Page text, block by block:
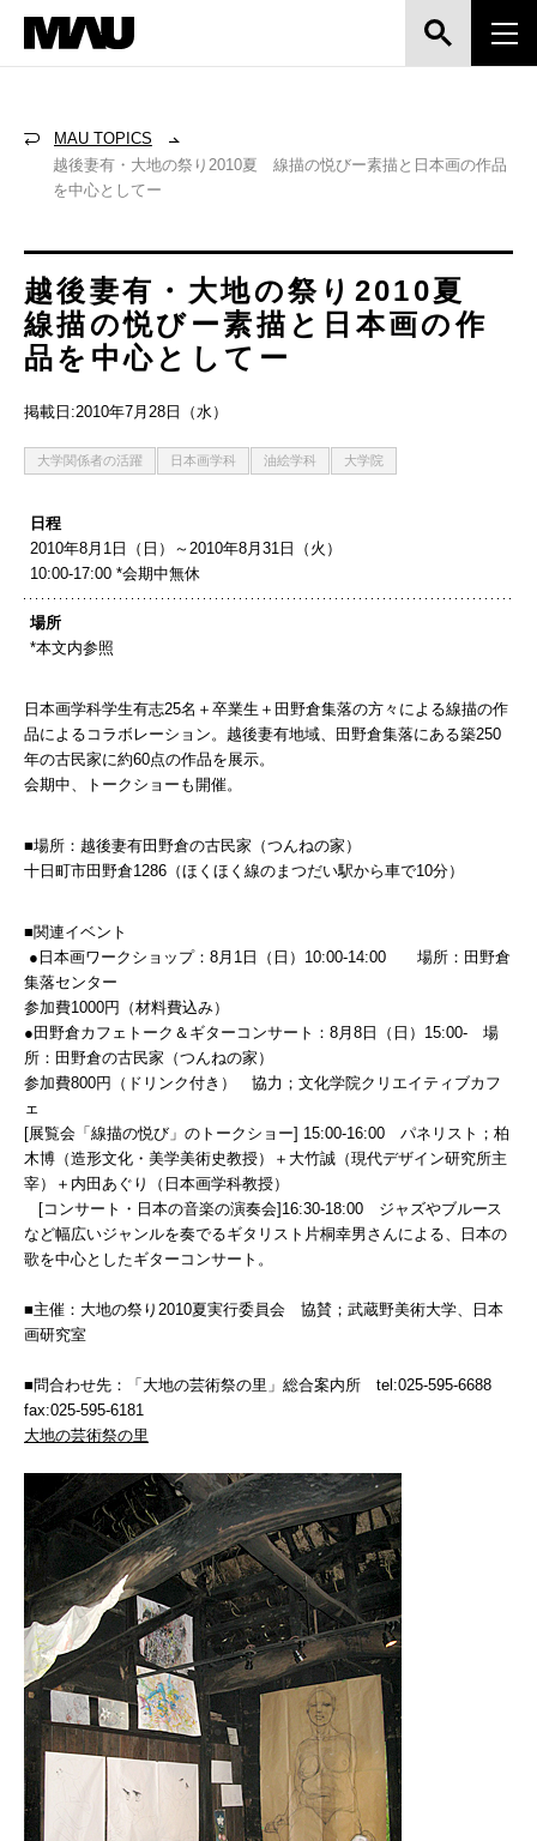
MAU TOPICS
越後妻有・大地の祭り2010夏 線描の悦びー素描と日本画の作品
を中心としてー
越後妻有・大地の祭り2010夏
線描の悦びー素描と日本画の作
品を中心としてー
掲載日:2010年7月28日（水）
大学関係者の活躍 日本画学科 油絵学科 大学院
日程
2010年8月1日（日）～2010年8月31日（火）
10:00-17:00 *会期中無休
場所
*本文内参照
日本画学科学生有志25名＋卒業生＋田野倉集落の方々による線描の作
品によるコラボレーション。越後妻有地域、田野倉集落にある築250
年の古民家に約60点の作品を展示。
会期中、トークショーも開催。
■場所：越後妻有田野倉の古民家（つんねの家）
十日町市田野倉1286（ほくほく線のまつだい駅から車で10分）
■関連イベント
●日本画ワークショップ：8月1日（日）10:00-14:00 場所：田野倉
集落センター
参加費1000円（材料費込み）
●田野倉カフェトーク＆ギターコンサート：8月8日（日）15:00- 場
所：田野倉の古民家（つんねの家）
参加費800円（ドリンク付き） 協力；文化学院クリエイティブカフ
ェ
[展覧会「線描の悦び」のトークショー] 15:00-16:00 パネリスト；柏
木博（造形文化・美学美術史教授）＋大竹誠（現代デザイン研究所主
宰）＋内田あぐり（日本画学科教授）
[コンサート・日本の音楽の演奏会]16:30-18:00 ジャズやブルース
など幅広いジャンルを奏でるギタリスト片桐幸男さんによる、日本の
歌を中心としたギターコンサート。
■主催：大地の祭り2010夏実行委員会 協賛；武蔵野美術大学、日本
画研究室
■問合わせ先：「大地の芸術祭の里」総合案内所 tel:025-595-6688
fax:025-595-6181
大地の芸術祭の里